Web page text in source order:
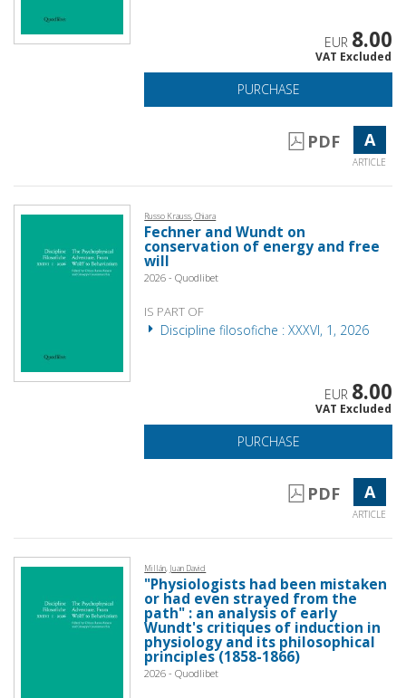
EUR 8.00
VAT Excluded
PURCHASE
PDF A
ARTICLE
Russo Krauss, Chiara
Fechner and Wundt on
conservation of energy and free
will
2026 - Quodlibet
IS PART OF
Discipline filosofiche : XXXVI, 1, 2026
EUR 8.00
VAT Excluded
PURCHASE
PDF A
ARTICLE
Millán, Juan David
"Physiologists had been mistaken
or had even strayed from the
path" : an analysis of early
Wundt's critiques of induction in
physiology and its philosophical
principles (1858-1866)
2026 - Quodlibet